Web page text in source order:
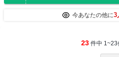
今あなたの他に3
23 件中 1~23